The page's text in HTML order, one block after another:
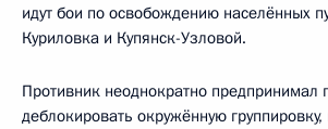
идут бои по освобождению населённых
Куриловка и Купянск-Узловой.
Противник неоднократно предпринимал
деблокировать окружённую группировку,